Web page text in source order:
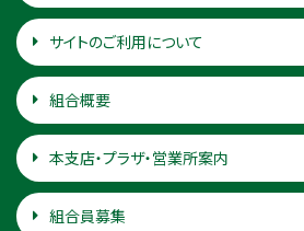
サイトのご利用について
組合概要
本支店・プラザ・営業所案内
組合員募集